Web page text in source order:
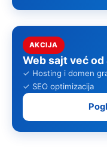
AKCIJA
Web sajt već od
✓ Hosting i domen
✓ SEO optimizacija